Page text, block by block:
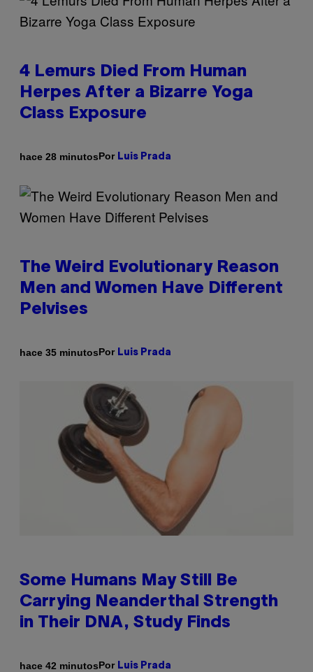
4 Lemurs Died From Human
Herpes After a Bizarre Yoga
Class Exposure
hace 28 minutosPor Luis Prada
The Weird Evolutionary Reason
Men and Women Have Different
Pelvises
hace 35 minutosPor Luis Prada
Some Humans May Still Be
Carrying Neanderthal Strength
in Their DNA, Study Finds
hace 42 minutosPor Luis Prada